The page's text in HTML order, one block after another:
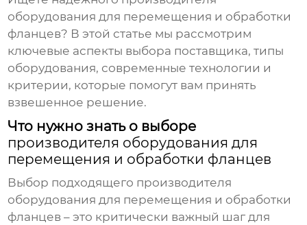
оборудования для перемещения и обработки
фланцев? В этой статье мы рассмотрим
ключевые аспекты выбора поставщика, типы
оборудования, современные технологии и
критерии, которые помогут вам принять
взвешенное решение.
Что нужно знать о выборе
производителя оборудования для
перемещения и обработки фланцев
Выбор подходящего производителя
оборудования для перемещения и обработки
фланцев – это критически важный шаг для